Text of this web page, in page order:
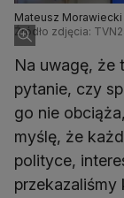
Mateusz Morawiecki
Źródło zdjęcia:
Na uwagę, że
pytanie, czy
go nie
myślę, że
polityce,
przekazaliśmy